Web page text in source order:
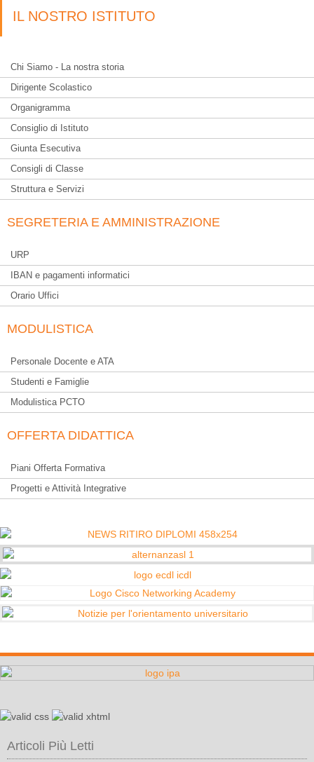
IL NOSTRO ISTITUTO
Chi Siamo - La nostra storia
Dirigente Scolastico
Organigramma
Consiglio di Istituto
Giunta Esecutiva
Consigli di Classe
Struttura e Servizi
SEGRETERIA E AMMINISTRAZIONE
URP
IBAN e pagamenti informatici
Orario Uffici
MODULISTICA
Personale Docente e ATA
Studenti e Famiglie
Modulistica PCTO
OFFERTA DIDATTICA
Piani Offerta Formativa
Progetti e Attività Integrative
Articoli Più Letti